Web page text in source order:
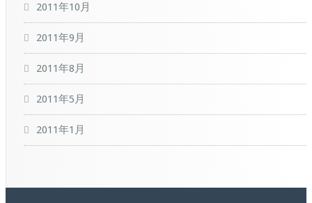
2011年10月
2011年9月
2011年8月
2011年5月
2011年1月